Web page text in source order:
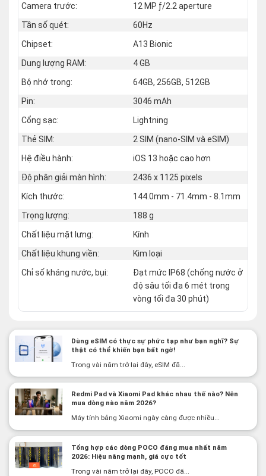
Camera trước:
12 MP ƒ/2.2 aperture
Tần số quét:
60Hz
Chipset:
A13 Bionic
Dung lượng RAM:
4 GB
Bộ nhớ trong:
64GB, 256GB, 512GB
Pin:
3046 mAh
Cổng sạc:
Lightning
Thẻ SIM:
2 SIM (nano‑SIM và eSIM)
Hệ điều hành:
iOS 13 hoặc cao hơn
Độ phân giải màn hình:
2436 x 1125 pixels
Kích thước:
144.0mm - 71.4mm - 8.1mm
Trọng lượng:
188 g
Chất liệu mặt lưng:
Kính
Chất liệu khung viền:
Kim loại
Chỉ số kháng nước, bụi:
Đạt mức IP68 (chống nước ở
độ sâu tối đa 6 mét trong
vòng tối đa 30 phút)
Dùng eSIM có thực sự phức tạp như bạn nghĩ? Sự
thật có thể khiến bạn bất ngờ!
Trong vài năm trở lại đây, eSIM đã...
Redmi Pad và Xiaomi Pad khác nhau thế nào? Nên
mua dòng nào năm 2026?
Máy tính bảng Xiaomi ngày càng được nhiều...
Tổng hợp các dòng POCO đáng mua nhất năm
2026: Hiệu năng mạnh, giá cực tốt
Trong vài năm trở lại đây, POCO đã...